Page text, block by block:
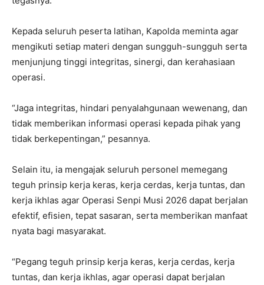
Kepada seluruh peserta latihan, Kapolda meminta agar
mengikuti setiap materi dengan sungguh-sungguh serta
menjunjung tinggi integritas, sinergi, dan kerahasiaan
operasi.
“Jaga integritas, hindari penyalahgunaan wewenang, dan
tidak memberikan informasi operasi kepada pihak yang
tidak berkepentingan,” pesannya.
Selain itu, ia mengajak seluruh personel memegang
teguh prinsip kerja keras, kerja cerdas, kerja tuntas, dan
kerja ikhlas agar Operasi Senpi Musi 2026 dapat berjalan
efektif, efisien, tepat sasaran, serta memberikan manfaat
nyata bagi masyarakat.
“Pegang teguh prinsip kerja keras, kerja cerdas, kerja
tuntas, dan kerja ikhlas, agar operasi dapat berjalan